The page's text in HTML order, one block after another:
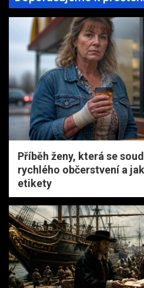
Příběh ženy, která se
rychlého občerstvení a
etikety